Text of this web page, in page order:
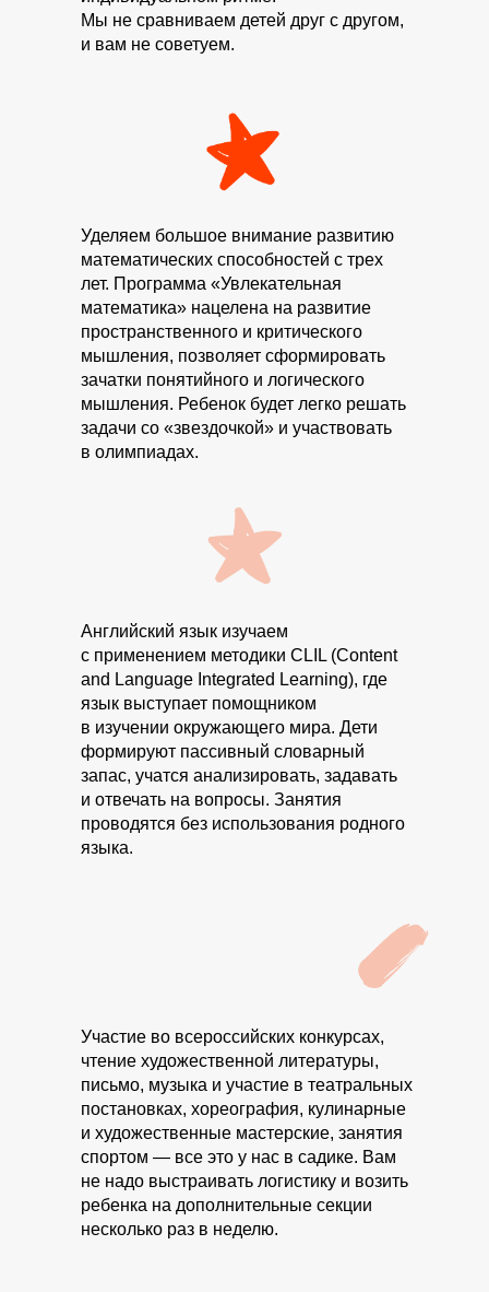
Английский язык изучаем
c применением методики CLIL (Content
and Language Integrated Learning), где
язык выступает помощником
в изучении окружающего мира. Дети
формируют пассивный словарный
запас, учатся анализировать, задавать
и отвечать на вопросы. Занятия
проводятся без использования родного
языка.
Мы не сравниваем детей друг с другом,
и вам не советуем.
Уделяем большое внимание развитию
математических способностей с трех
лет. Программа «Увлекательная
математика» нацелена на развитие
пространственного и критического
мышления, позволяет сформировать
зачатки понятийного и логического
мышления. Ребенок будет легко решать
задачи со «звездочкой» и участвовать
в олимпиадах.
Участие во всероссийских конкурсах,
чтение художественной литературы,
письмо, музыка и участие в театральных
постановках, хореография, кулинарные
и художественные мастерские, занятия
спортом — все это у нас в садике. Вам
не надо выстраивать логистику и возить
ребенка на дополнительные секции
несколько раз в неделю.